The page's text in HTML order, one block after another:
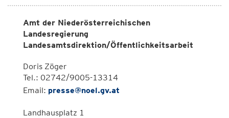
Amt der Niederösterreichischen
Landesregierung
Landesamtsdirektion/Öffentlichkeitsarbeit
Doris Zöger
Tel.: 02742/9005-13314
Email: presse@noel.gv.at
Landhausplatz 1